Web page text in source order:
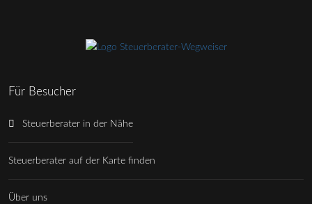
Für Besucher
Steuerberater in der Nähe
Steuerberater auf der Karte finden
Über uns